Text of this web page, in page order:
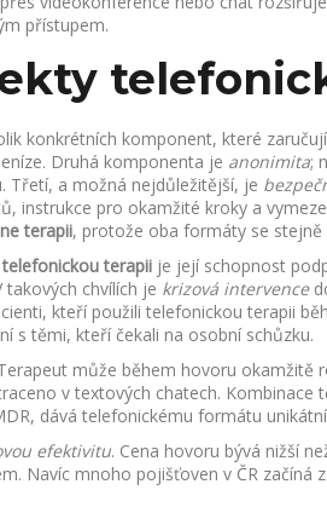
přístupem.
konkrétních komponent, které
Druhá komponenta je anonimita;
Třetí, a možná nejdůležitější, je
instrukce pro okamžité kroky a
terapii, protože oba formáty se stejně
telefonickou terapii je její schopnost
chvílích je krizová intervence
kteří použili telefonickou terapii
s těmi, kteří čekali na osobní schůzku.
může během hovoru okamžitě
v textových chatech. Kombinace
dává telefonickému formátu
efektivitu. Cena hovoru bývá nižší
Navíc mnoho pojišťoven v ČR začíná